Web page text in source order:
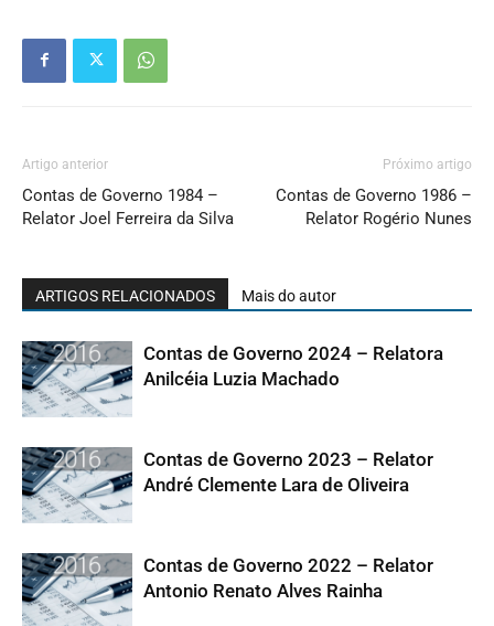
Artigo anterior
Contas de Governo 1984 –
Relator Joel Ferreira da Silva
Próximo artigo
Contas de Governo 1986 –
Relator Rogério Nunes
ARTIGOS RELACIONADOS Mais do autor
Contas de Governo 2024 – Relatora
Anilcéia Luzia Machado
Contas de Governo 2023 – Relator
André Clemente Lara de Oliveira
Contas de Governo 2022 – Relator
Antonio Renato Alves Rainha